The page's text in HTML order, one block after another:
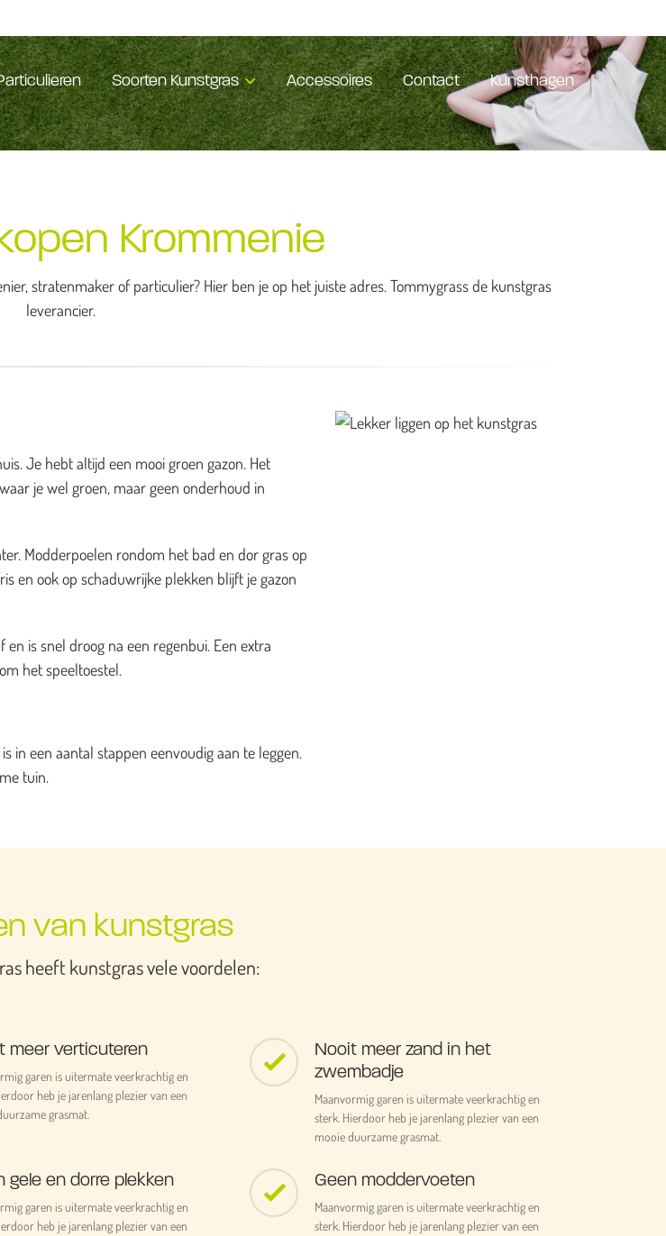
Soorten Kunstgras Accessoires Contact Kunsthagen
Krommenie
stratenmaker of particulier? Hier ben je op het juiste adres. Tommygrass de kunstgras
leverancier.
Je hebt altijd een mooi groen gazon. Het
je wel groen, maar geen onderhoud in
Modderpoelen rondom het bad en dor gras op
en ook op schaduwrijke plekken blijft je gazon
is snel droog na een regenbui. Een extra
het speeltoestel.
in een aantal stappen eenvoudig aan te leggen.
tuin.
van kunstgras
heeft kunstgras vele voordelen:
meer verticuteren
garen is uitermate veerkrachtig en
heb je jarenlang plezier van een
grasmat.
Nooit meer zand in het
zwembadje
Maanvormig garen is uitermate veerkrachtig en
sterk. Hierdoor heb je jarenlang plezier van een
mooie duurzame grasmat.
gele en dorre plekken
garen is uitermate veerkrachtig en
heb je jarenlang plezier van een
Geen moddervoeten
Maanvormig garen is uitermate veerkrachtig en
sterk. Hierdoor heb je jarenlang plezier van een